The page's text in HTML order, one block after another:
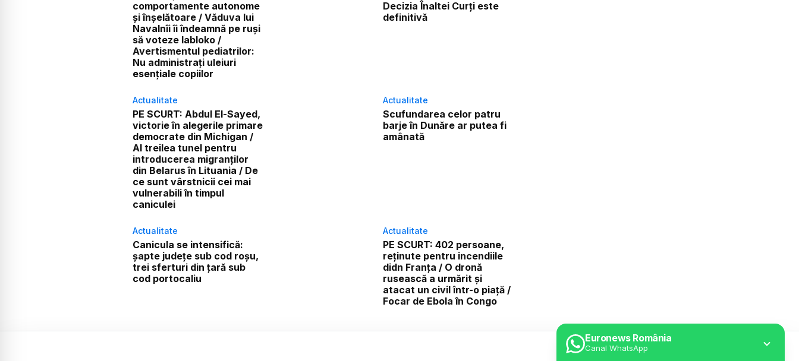
Euronews România
Canal WhatsApp
comportamente autonome
și înșelătoare / Văduva lui
Navalnîi îi îndeamnă pe ruși
să voteze Iabloko /
Avertismentul pediatrilor:
Nu administrați uleiuri
esențiale copiilor
Decizia Înaltei Curți este
definitivă
Actualitate
PE SCURT: Abdul El-Sayed,
victorie în alegerile primare
democrate din Michigan /
Al treilea tunel pentru
introducerea migranților
din Belarus în Lituania / De
ce sunt vârstnicii cei mai
vulnerabili în timpul
caniculei
Actualitate
Scufundarea celor patru
barje în Dunăre ar putea fi
amânată
Actualitate
Canicula se intensifică:
șapte județe sub cod roșu,
trei sferturi din țară sub
cod portocaliu
Actualitate
PE SCURT: 402 persoane,
reținute pentru incendiile
didn Franța / O dronă
rusească a urmărit și
atacat un civil într-o piață /
Focar de Ebola în Congo